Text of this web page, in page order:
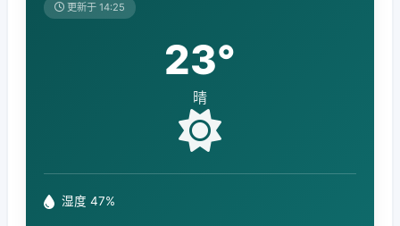
更新于 14:25
23°
晴
湿度 47%